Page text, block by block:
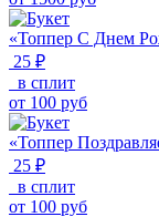
«Топпер С Днем
25 ₽
в сплит
от 100 руб
«Топпер
25 ₽
в сплит
от 100 руб